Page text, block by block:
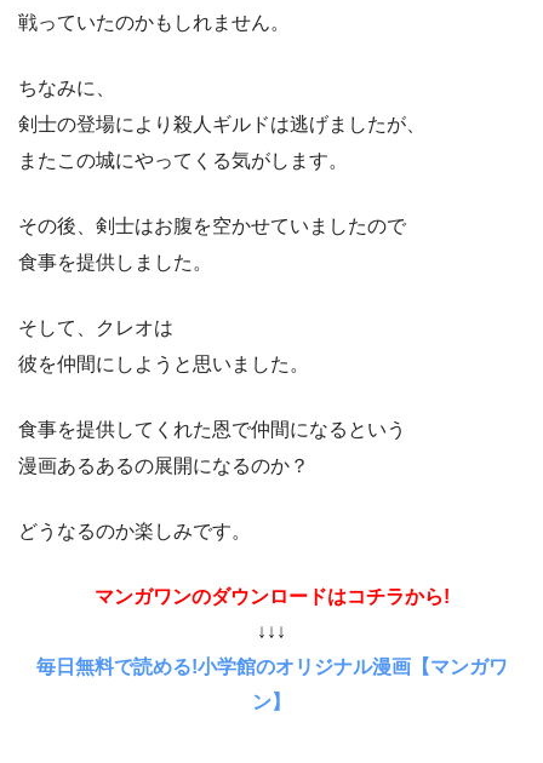
戦っていたのかもしれません。
ちなみに、
剣士の登場により殺人ギルドは逃げましたが、
またこの城にやってくる気がします。
その後、剣士はお腹を空かせていましたので
食事を提供しました。
そして、クレオは
彼を仲間にしようと思いました。
食事を提供してくれた恩で仲間になるという
漫画あるあるの展開になるのか？
どうなるのか楽しみです。
マンガワンのダウンロードはコチラから!
↓↓↓
毎日無料で読める!小学館のオリジナル漫画【マンガワ
ン】